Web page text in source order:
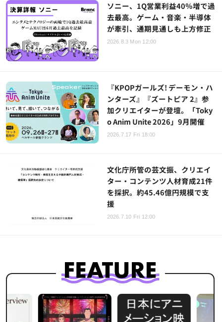
ソニー、1Q営業利益40％増で過
去最高。ゲーム・音楽・半導体
が牽引、通期見通しも上方修正
2026.8.3 Mon 12:00
『KPOPガールズ! デーモン・ハ
ンターズ』『ズートピア 2』参
加クリエイターが登壇。「Toky
o Anim Unite 2026」9月開催
2026.7.17 Fri 18:00
文化庁所管の芸文振、クリエイ
ター・コンテンツ人材育成21件
を採択。約45.46億円規模で支
援
2026.7.10 Fri 12:00